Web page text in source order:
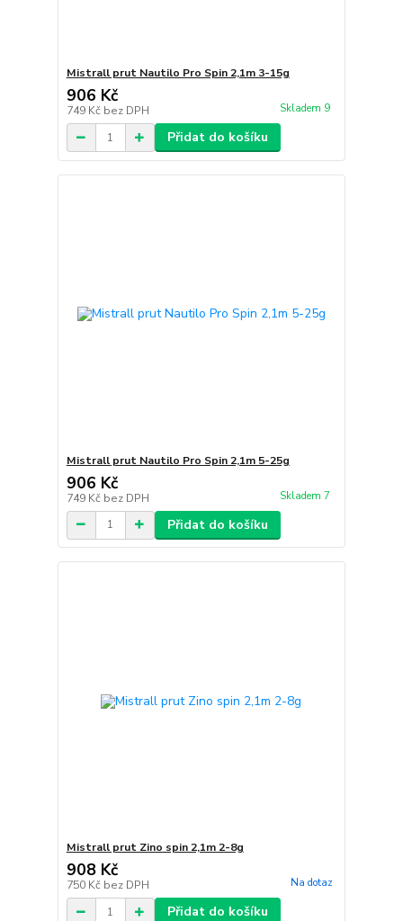
Mistrall prut Nautilo Pro Spin 2,1m 3-15g
906 Kč
749 Kč bez DPH Skladem 9
Přidat do košíku
Mistrall prut Nautilo Pro Spin 2,1m 5-25g
906 Kč
749 Kč bez DPH Skladem 7
Přidat do košíku
Mistrall prut Zino spin 2,1m 2-8g
908 Kč
750 Kč bez DPH Na dotaz
Přidat do košíku